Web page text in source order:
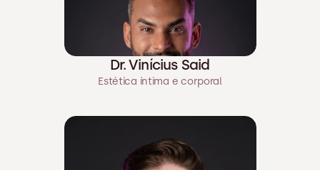
Dr. Vinícius Said
Estética íntima e corporal